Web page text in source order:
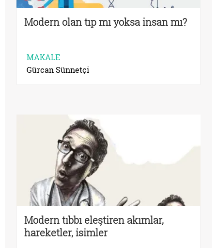
Modern olan tıp mı yoksa insan mı?
MAKALE
Gürcan Sünnetçi
Modern tıbbı eleştiren akımlar,
hareketler, isimler